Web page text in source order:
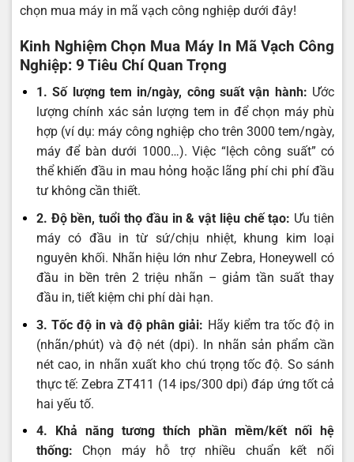
chọn mua máy in mã vạch công nghiệp dưới đây!
Kinh Nghiệm Chọn Mua Máy In Mã Vạch Công
Nghiệp: 9 Tiêu Chí Quan Trọng
1. Số lượng tem in/ngày, công suất vận hành: Ước
lượng chính xác sản lượng tem in để chọn máy phù
hợp (ví dụ: máy công nghiệp cho trên 3000 tem/ngày,
máy để bàn dưới 1000…). Việc “lệch công suất” có
thể khiến đầu in mau hỏng hoặc lãng phí chi phí đầu
tư không cần thiết.
2. Độ bền, tuổi thọ đầu in & vật liệu chế tạo: Ưu tiên
máy có đầu in từ sứ/chịu nhiệt, khung kim loại
nguyên khối. Nhãn hiệu lớn như Zebra, Honeywell có
đầu in bền trên 2 triệu nhãn – giảm tần suất thay
đầu in, tiết kiệm chi phí dài hạn.
3. Tốc độ in và độ phân giải: Hãy kiểm tra tốc độ in
(nhãn/phút) và độ nét (dpi). In nhãn sản phẩm cần
nét cao, in nhãn xuất kho chú trọng tốc độ. So sánh
thực tế: Zebra ZT411 (14 ips/300 dpi) đáp ứng tốt cả
hai yếu tố.
4. Khả năng tương thích phần mềm/kết nối hệ
thống: Chọn máy hỗ trợ nhiều chuẩn kết nối